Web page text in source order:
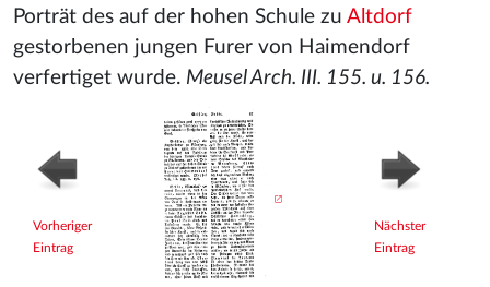
Porträt des auf der hohen Schule zu Altdorf
gestorbenen jungen Furer von Haimendorf
verfertiget wurde. Meusel Arch. III. 155. u. 156.
Vorheriger
Eintrag
Nächster
Eintrag